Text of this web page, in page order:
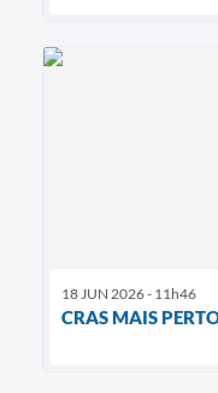
18 JUN 2026 - 11h46
CRAS MAIS